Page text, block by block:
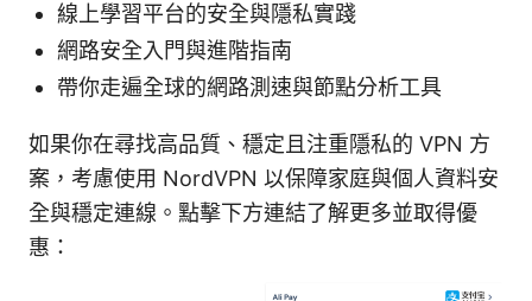
線上學習平台的安全與隱私實踐
網路安全入門與進階指南
帶你走遍全球的網路測速與節點分析工具
如果你在尋找高品質、穩定且注重隱私的 VPN 方
案，考慮使用 NordVPN 以保障家庭與個人資料安
全與穩定連線。點擊下方連結了解更多並取得優
惠：